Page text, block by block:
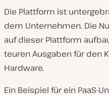
Die Plattform ist
dem Unternehmen. Die
auf dieser Plattform
teuren Ausgaben für den
Hardware.
Ein Beispiel für ein PaaS-